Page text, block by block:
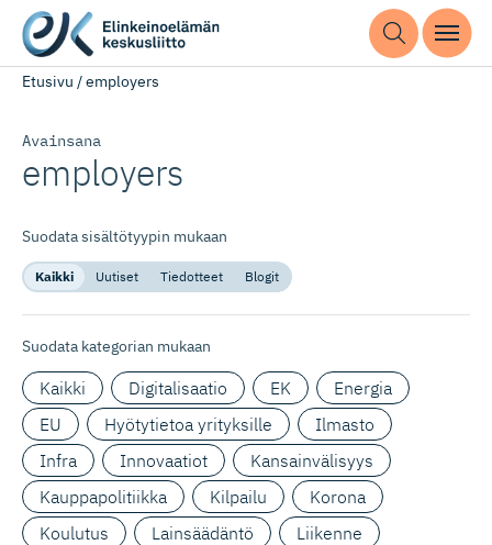
Etusivu /employers
Avainsana
employers
Suodata sisältötyypin mukaan
Kaikki Uutiset Tiedotteet Blogit
Suodata kategorian mukaan
Kaikki Digitalisaatio EK
Energia
EU
Hyötytietoa yrityksille
Ilmasto
Infra
Innovaatiot
Kansainvälisyys
Kauppapolitiikka
Kilpailu
Korona
Koulutus
Lainsäädäntö
Liikenne